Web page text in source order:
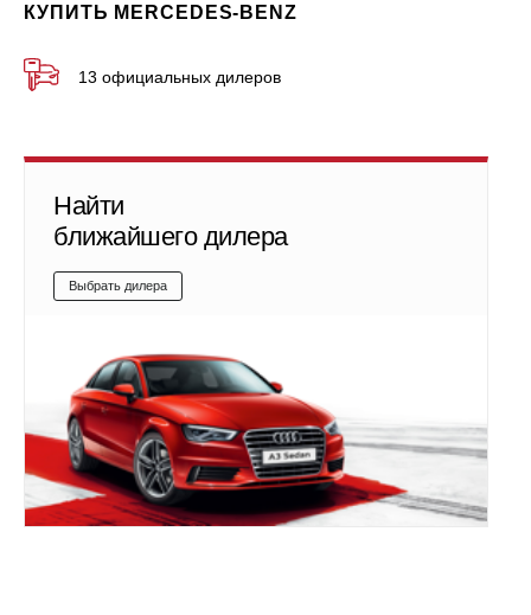
КУПИТЬ MERCEDES-BENZ
13 официальных дилеров
Найти
ближайшего дилера
Выбрать дилера